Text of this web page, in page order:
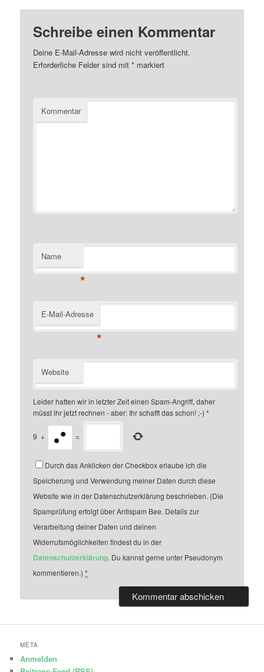
Schreibe einen Kommentar
Deine E-Mail-Adresse wird nicht veröffentlicht.
Erforderliche Felder sind mit* markiert
Kommentar
Name
*
E-Mail-Adresse
*
Website
Leider hatten wir in letzter Zeit einen Spam-Angriff, daher
müsst ihr jetzt rechnen - aber: Ihr schafft das schon! ;-) *
9 + =
Durch das Anklicken der Checkbox erlaube ich die
Speicherung und Verwendung meiner Daten durch diese
Website wie in der Datenschutzerklärung beschrieben. (Die
Spamprüfung erfolgt über Antispam Bee. Details zur
Verarbeitung deiner Daten und deinen
Widerrufsmöglichkeiten findest du in der
Datenschutzerklärung. Du kannst gerne unter Pseudonym
kommentieren.)*
META
Anmelden